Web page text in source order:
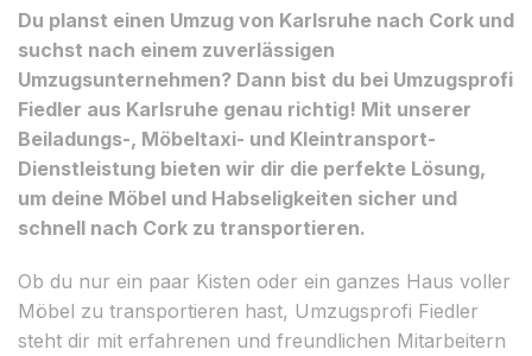
Du planst einen Umzug von Karlsruhe nach Cork und
suchst nach einem zuverlässigen
Umzugsunternehmen? Dann bist du bei Umzugsprofi
Fiedler aus Karlsruhe genau richtig! Mit unserer
Beiladungs-, Möbeltaxi- und Kleintransport-
Dienstleistung bieten wir dir die perfekte Lösung,
um deine Möbel und Habseligkeiten sicher und
schnell nach Cork zu transportieren.
Ob du nur ein paar Kisten oder ein ganzes Haus voller
Möbel zu transportieren hast, Umzugsprofi Fiedler
steht dir mit erfahrenen und freundlichen Mitarbeitern